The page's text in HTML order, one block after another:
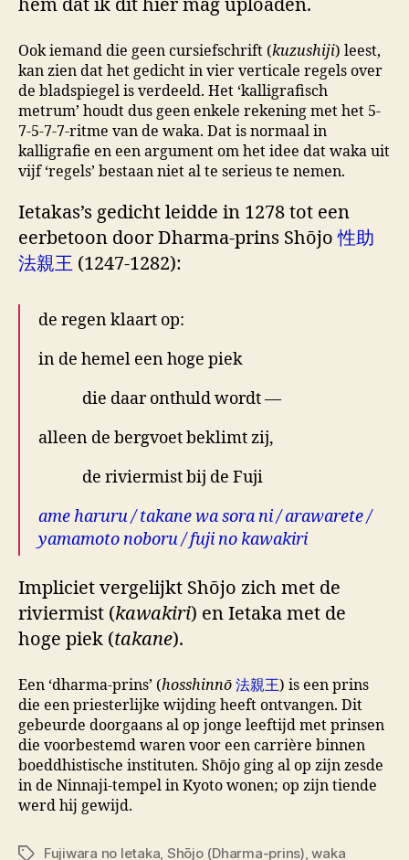
hem dat ik dit hier mag uploaden.
Ook iemand die geen cursiefschrift (kuzushiji) leest,
kan zien dat het gedicht in vier verticale regels over
de bladspiegel is verdeeld. Het ‘kalligrafisch
metrum’ houdt dus geen enkele rekening met het 5-
7-5-7-7-ritme van de waka. Dat is normaal in
kalligrafie en een argument om het idee dat waka uit
vijf ‘regels’ bestaan niet al te serieus te nemen.
Ietakas’s gedicht leidde in 1278 tot een
eerbetoon door Dharma-prins Shōjo性助
法親王 (1247-1282):
de regen klaart op:
in de hemel een hoge piek
die daar onthuld wordt —
alleen de bergvoet beklimt zij,
de riviermist bij de Fuji
ame haruru / takane wa sora ni / arawarete /
yamamoto noboru / fuji no kawakiri
Impliciet vergelijkt Shōjo zich met de
riviermist (kawakiri) en Ietaka met de
hoge piek (takane).
Een ‘dharma-prins’ (hosshinnō 法親王) is een prins
die een priesterlijke wijding heeft ontvangen. Dit
gebeurde doorgaans al op jonge leeftijd met prinsen
die voorbestemd waren voor een carrière binnen
boeddhistische instituten. Shōjo ging al op zijn zesde
in de Ninnaji-tempel in Kyoto wonen; op zijn tiende
werd hij gewijd.
TagsFujiwara no Ietaka, Shōjo (Dharma-prins),waka